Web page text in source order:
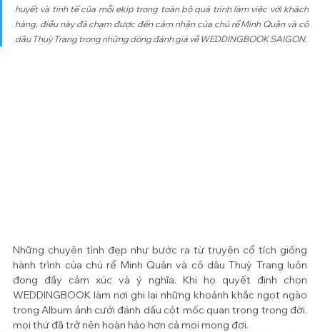
huyết và tinh tế của mỗi ekip trong toàn bộ quá trình làm việc với khách
hàng, điều này đã chạm được đến cảm nhận của chú rể Minh Quân và cô
dâu Thuỳ Trang trong những dòng đánh giá về WEDDINGBOOK SAIGON.
Những chuyện tình đẹp như bước ra từ truyện cổ tích giống
hành trình của chú rể Minh Quân và cô dâu Thuỳ Trang luôn
đong đầy cảm xúc và ý nghĩa. Khi họ quyết định chọn
WEDDINGBOOK làm nơi ghi lại những khoảnh khắc ngọt ngào
trong Album ảnh cưới đánh dấu cột mốc quan trọng trong đời,
mọi thứ đã trở nên hoàn hảo hơn cả mọi mong đợi.